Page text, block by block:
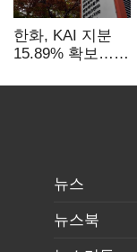
한화, KAI 지분
15.89% 확보…
기업결합심사
뉴스
뉴스북